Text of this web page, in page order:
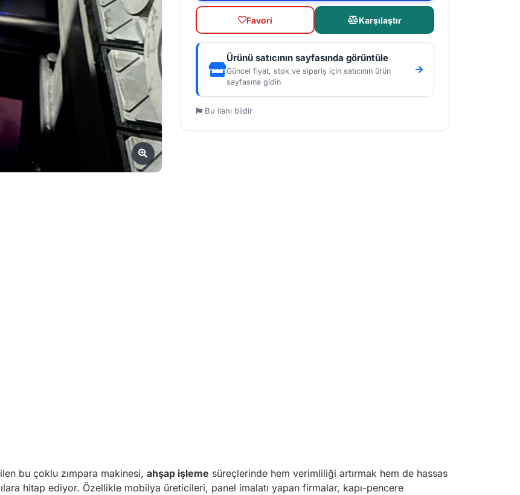
Favori Karşılaştır
Ürünü satıcının sayfasında görüntüle
Güncel fiyat, stok ve sipariş için satıcının ürün
sayfasına gidin
Bu ilanı bildir
bu çoklu zımpara makinesi, ahşap işleme süreçlerinde hem verimliliği artırmak hem de hassas
hitap ediyor. Özellikle mobilya üreticileri, panel imalatı yapan firmalar, kapı-pencere